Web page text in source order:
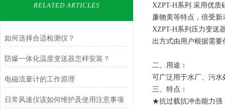
RELATED ARTICLES
如何选择合适检测仪？
防爆一体化温度变送器怎样安装？
电磁流量计的工作原理
日常风速仪该如何维护及使用注意事项
XZPT-H系列 采用优质
廉物美等特点，倍受新
XZPT-H系列压力变送
出方式由用户根据需要
二、用途：
可广泛用于水厂、污
三、特点：
★抗过载抗冲击能力强